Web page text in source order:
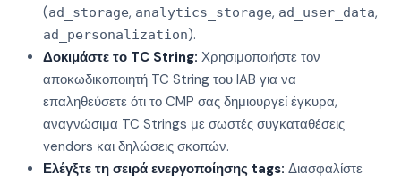
(ad_storage, analytics_storage, ad_user_data,
ad_personalization).
Δοκιμάστε το TC String: Χρησιμοποιήστε τον
αποκωδικοποιητή TC String του IAB για να
επαληθεύσετε ότι το CMP σας δημιουργεί έγκυρα,
αναγνώσιμα TC Strings με σωστές συγκαταθέσεις
vendors και δηλώσεις σκοπών.
Ελέγξτε τη σειρά ενεργοποίησης tags: Διασφαλίστε